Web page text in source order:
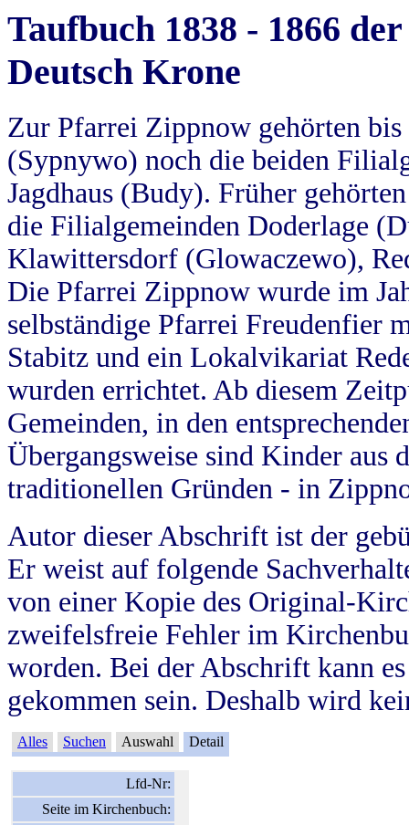
Taufbuch 1838 - 1866
Deutsch Krone
Zur Pfarrei Zippnow gehörten
(Sypnywo) noch die beiden
Jagdhaus (Budy). Früher
die Filialgemeinden Doderlage
Klawittersdorf (Glowaczewo),
Die Pfarrei Zippnow wurde im
selbständige Pfarrei Freudenfier
Stabitz und ein Lokalvikariat
wurden errichtet. Ab diesem
Gemeinden, in den
Übergangsweise sind Kinder aus
traditionellen Gründen - in
Autor dieser Abschrift ist der
Er weist auf folgende
von einer Kopie des Original-
zweifelsfreie Fehler im
worden. Bei der Abschrift kann
gekommen sein. Deshalb wird
Alles Suchen Auswahl Detail
Lfd-Nr:
Seite im Kirchenbuch: